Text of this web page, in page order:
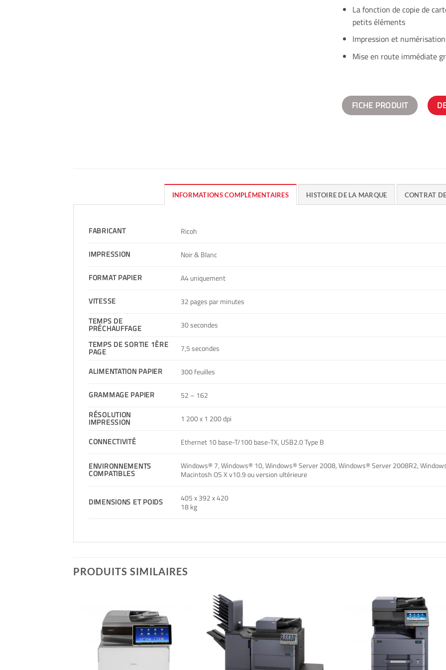
La fonction de copie de
petits éléments
Impression et
Mise en route immédiate
FICHE PRODUIT
INFORMATIONS COMPLÉMENTAIRES HISTOIRE DE LA MARQUE CONTRAT
FABRICANT Ricoh
IMPRESSION Noir & Blanc
FORMAT PAPIER A4 uniquement
VITESSE
32 pages par minutes
TEMPS DE
PRÉCHAUFFAGE
30 secondes
TEMPS DE SORTIE 1ÈRE
PAGE 7,5 secondes
ALIMENTATION PAPIER 300 feuilles
GRAMMAGE PAPIER
52 – 162
RÉSOLUTION
IMPRESSION 1 200 x 1 200 dpi
CONNECTIVITÉ Ethernet 10 base-T/100 base-TX, USB2.0 Type B
ENVIRONNEMENTS
COMPATIBLES
Windows® 7, Windows® 10, Windows® Server 2008, Windows® Server 2008R2,
Macintosh OS X v10.9 ou version ultérieure
DIMENSIONS ET POIDS
405 x 392 x 420
18 kg
PRODUITS SIMILAIRES